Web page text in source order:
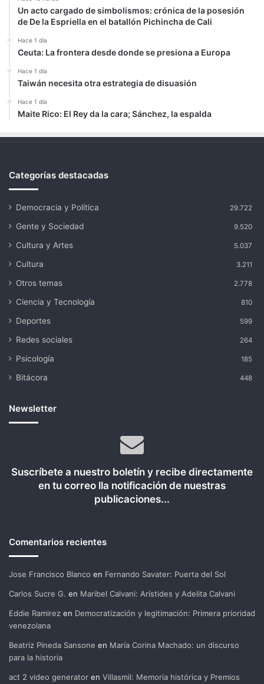
Un acto cargado de simbolismos: crónica de la posesión
de De la Espriella en el batallón Pichincha de Cali
Hace 1 día
Ceuta: La frontera desde donde se presiona a Europa
Hace 1 día
Taiwán necesita otra estrategia de disuasión
Hace 1 día
Maite Rico: El Rey da la cara; Sánchez, la espalda
Categorías destacadas
Democracia y Política 29.722
Gente y Sociedad 9.520
Cultura y Artes 5.037
Cultura 3.211
Otros temas 2.778
Ciencia y Tecnología 810
Deportes 599
Redes sociales 264
Psicología 185
Bitácora 448
Newsletter
Suscríbete a nuestro boletín y recibe directamente
en tu correo lla notificación de nuestras
publicaciones...
Comentarios recientes
Jose Francisco Blanco en Fernando Savater: Puerta del Sol
Carlos Sucre G. en Maribel Calvani: Arístides y Adelita Calvani
Eddie Ramirez en Democratización y legitimación: Primera prioridad
venezolana
Beatriz Pineda Sansone en María Corina Machado: un discurso
para la historia
act 2 video generator en Villasmil: Memoria histórica y Premios